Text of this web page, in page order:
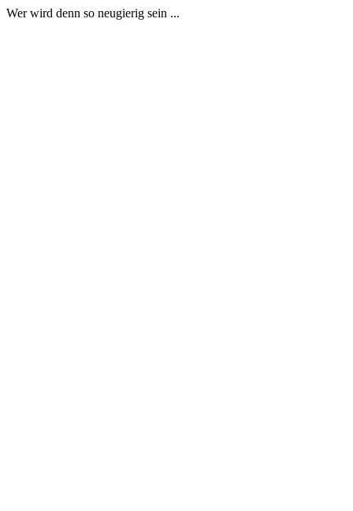
Wer wird denn so neugierig sein ...